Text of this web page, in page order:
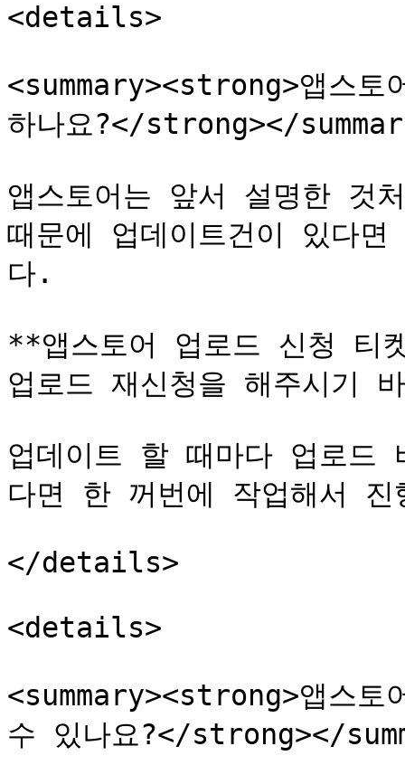
<details>
<summary><strong>앱스토
하나요?</strong></
앱스토어는 앞서 설명한 것
때문에 업데이트건이 있다
다.
**앱스토어 업로드 신청
업로드 재신청을 해주시기
업데이트 할 때마다 업로드
다면 한 꺼번에 작업해서
</details>
<details>
<summary><strong>앱스
수 있나요?</strong></